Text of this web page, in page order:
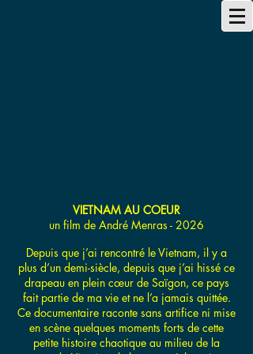
VIETNAM AU COEUR
un film de André Menras - 2026
Depuis que j’ai rencontré le Vietnam, il y a
plus d’un demi-siècle, depuis que j’ai hissé ce
drapeau en plein cœur de Saïgon, ce pays
fait partie de ma vie et ne l’a jamais quittée.
Ce documentaire raconte sans artifice ni mise
en scène quelques moments forts de cette
petite histoire chaotique au milieu de la